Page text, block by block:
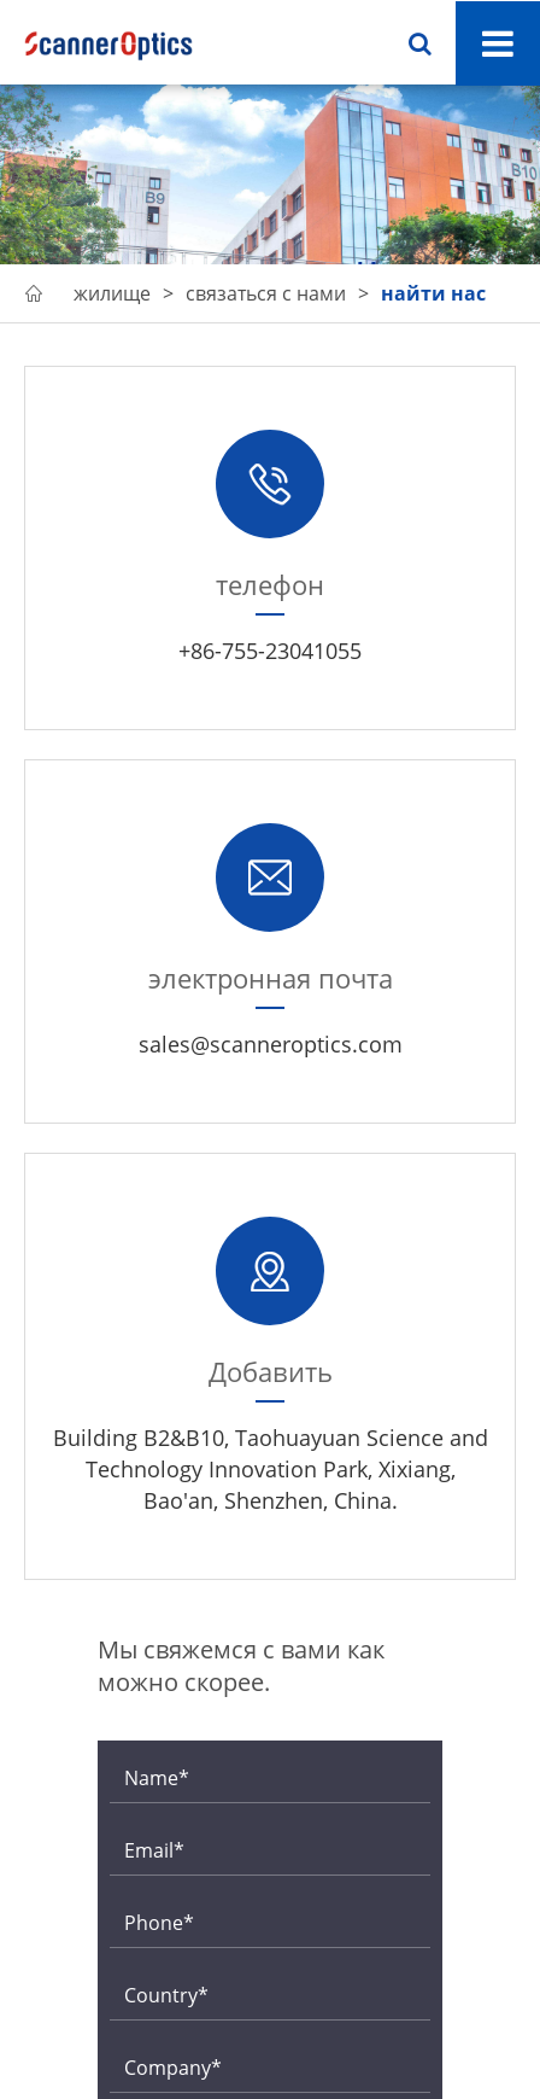
сканер связи с Han
 жилище связаться с нами найти нас
телефон
+86-755-23041055
электронная почта
sales@scanneroptics.com
Добавить
Building B2&B10, Taohuayuan Science and
Technology Innovation Park, Xixiang,
Bao'an, Shenzhen, China.
Мы свяжемся с вами как
можно скорее.